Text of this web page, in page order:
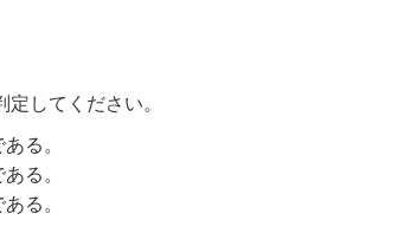
してください。
る。
る。
る。